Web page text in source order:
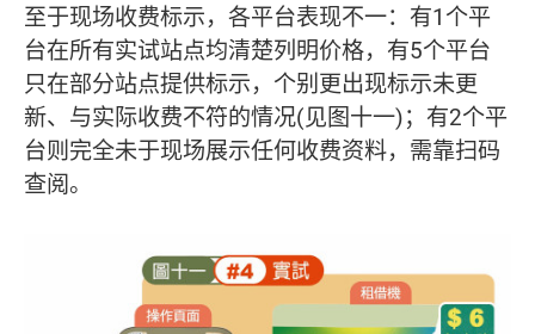
至于现场收费标示，各平台表现不一：有1个平
台在所有实试站点均清楚列明价格，有5个平台
只在部分站点提供标示，个别更出现标示未更
新、与实际收费不符的情况(见图十一)；有2个平
台则完全未于现场展示任何收费资料，需靠扫码
查阅。